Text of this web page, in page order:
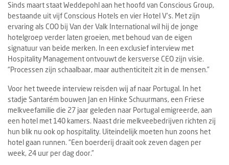
Sinds maart staat Weddepohl aan het hoofd van Conscious Group,
bestaande uit vijf Conscious Hotels en vier Hotel V’s. Met zijn
ervaring als COO bij Van der Valk International wil hij de jonge
hotelgroep verder laten groeien, met behoud van de eigen
signatuur van beide merken. In een exclusief interview met
Hospitality Management ontvouwt de kersverse CEO zijn visie.
“Processen zijn schaalbaar, maar authenticiteit zit in de mensen.”
Voor het tweede interview reisden wij af naar Portugal. In het
stadje Santarém bouwen Jan en Hinke Schuurmans, een Friese
melkveefamilie die 27 jaar geleden naar Portugal emigreerde, aan
een hotel met 140 kamers. Naast drie melkveebedrijven richten zij
hun blik nu ook op hospitality. Uiteindelijk moeten hun zoons het
hotel gaan runnen. “Een boerderij draait ook zeven dagen per
week, 24 uur per dag door.”